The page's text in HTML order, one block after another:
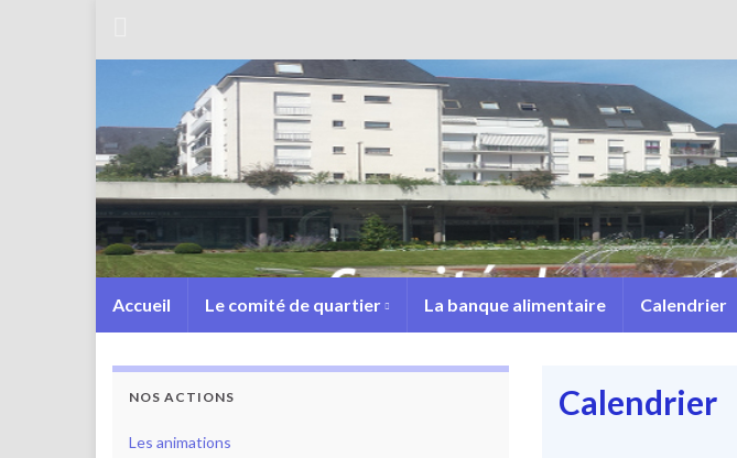
Accueil Le comité de quartier La banque alimentaire Calendrier
Calendrier
NOS ACTIONS
Les animations